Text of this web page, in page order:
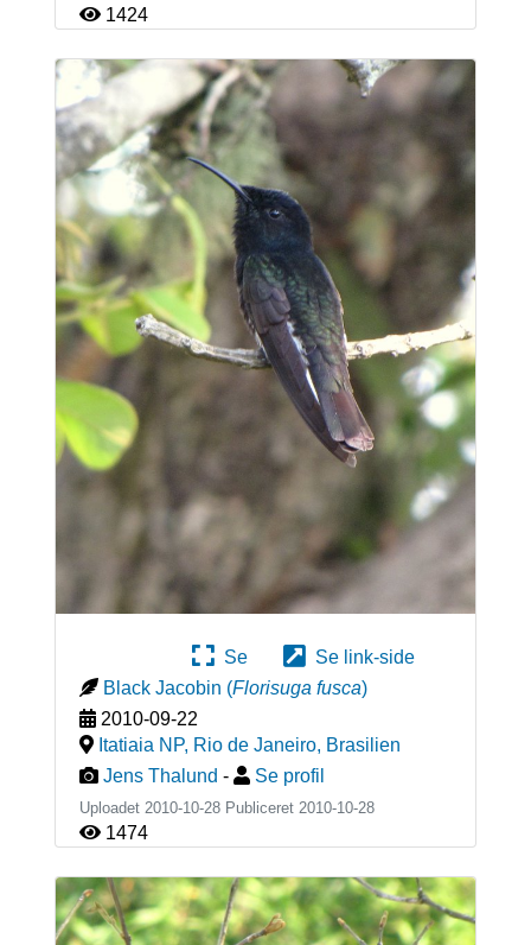
1424
Se
Se link-side
Black Jacobin (Florisuga fusca)
2010-09-22
Itatiaia NP, Rio de Janeiro, Brasilien
Jens Thalund - Se profil
Uploadet 2010-10-28 Publiceret 2010-10-28
1474